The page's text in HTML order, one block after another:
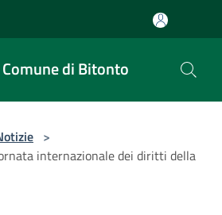
Comune di Bitonto
>
internazionale dei diritti della